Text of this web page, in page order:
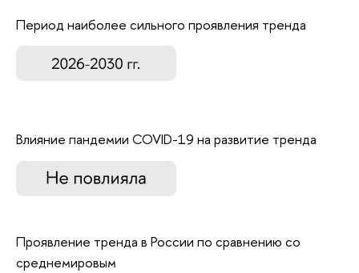
Период наиболее сильного проявления тренда
Влияние пандемии COVID-19 на развитие тренда
Проявление тренда в России по сравнению со
среднемировым